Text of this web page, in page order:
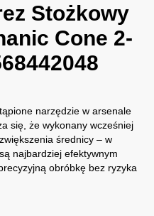
Stożkowy
Cone 2-
narzędzie w arsenale
się, że wykonany wcześniej
średnicy – w
najbardziej efektywnym
obróbkę bez ryzyka